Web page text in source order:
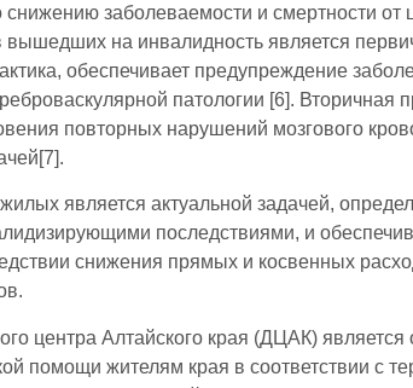
заболеваемости и смертности от
вышедших на инвалидность является
обеспечивает предупреждение
патологии [6]. Вторичная
повторных нарушений мозгового
является актуальной задачей,
последствиями, и
снижения прямых и косвенных
центра Алтайского края (ДЦАК) является
помощи жителям края в соответствии с